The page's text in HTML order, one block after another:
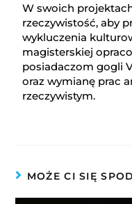
W swoich
rzeczywistość, aby
wykluczenia
magisterskiej
posiadaczom gogli
oraz wymianę prac
rzeczywistym.
MOŻE CI SIĘ